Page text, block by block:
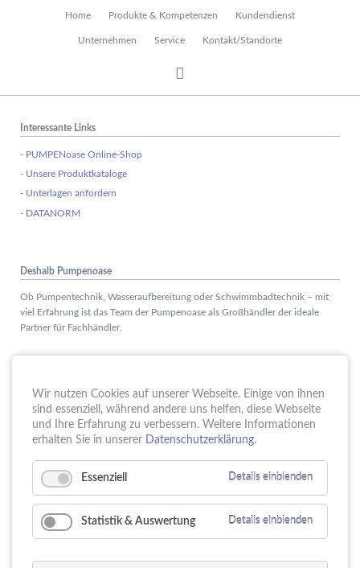
Home Produkte & Kompetenzen Kundendienst
Unternehmen Service Kontakt/Standorte
Interessante Links
- PUMPENoase Online-Shop
- Unsere Produktkataloge
- Unterlagen anfordern
- DATANORM
Deshalb Pumpenoase
Ob Pumpentechnik, Wasseraufbereitung oder Schwimmbadtechnik – mit
viel Erfahrung ist das Team der Pumpenoase als Großhändler der ideale
Partner für Fachhändler.
15. Schule trifft Wirtschaft bei der PUMPENoase!
18. Vortrag IT-Sicherheit
16 Jahre PUMPENoase
23.
Wir nutzen Cookies auf unserer Webseite. Einige von ihnen
sind essenziell, während andere uns helfen, diese Webseite
und Ihre Erfahrung zu verbessern. Weitere Informationen
erhalten Sie in unserer Datenschutzerklärung.
Essenziell Details einblenden
Statistik & Auswertung Details einblenden